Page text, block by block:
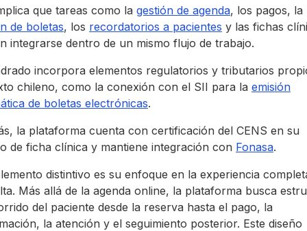
que tareas como la gestión de agenda, los pagos, la
de boletas, los recordatorios a pacientes y las fichas
integrarse dentro de un mismo flujo de trabajo.
incorpora elementos regulatorios y tributarios
chileno, como la conexión con el SII para la emisión
de boletas electrónicas.
la plataforma cuenta con certificación del CENS en su
de ficha clínica y mantiene integración con Fonasa.
distintivo es su enfoque en la experiencia
Más allá de la agenda online, la plataforma busca
del paciente desde la reserva hasta el pago, la
la atención y el seguimiento posterior. Este diseño